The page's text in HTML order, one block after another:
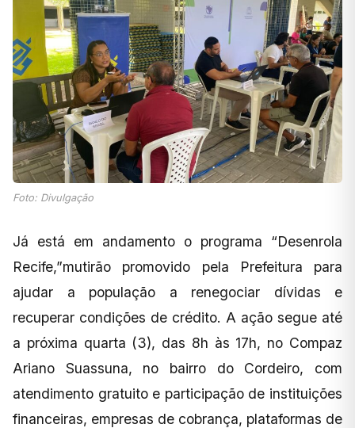
Foto: Divulgação
Já está em andamento o programa “Desenrola
Recife,”mutirão promovido pela Prefeitura para
ajudar a população a renegociar dívidas e
recuperar condições de crédito. A ação segue até
a próxima quarta (3), das 8h às 17h, no Compaz
Ariano Suassuna, no bairro do Cordeiro, com
atendimento gratuito e participação de instituições
financeiras, empresas de cobrança, plataformas de